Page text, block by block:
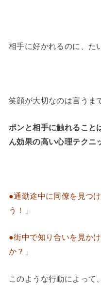
相手に好かれるのに、た
笑顔が大切なのは言うま
ポンと相手に触れること
ん効果の高い心理テクニ
●通勤途中に同僚を見つ
う！」
●街中で知り合いを見か
か？」
このような行動によって